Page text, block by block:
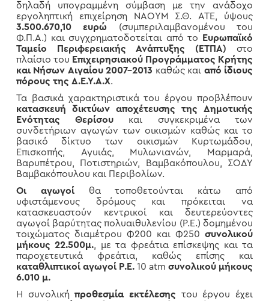
δηλαδή υπογραμμένη σύμβαση με την ανάδοχο
εργοληπτική επιχείρηση ΝΑΟΥΜ Σ.Θ. ΑΤΕ, ύψους
3.500.670,10 ευρώ (συμπεριλαμβανομένου του
Φ.Π.Α.) και συγχρηματοδοτείται από το
Ευρωπαϊκό
Ταμείο Περιφερειακής Ανάπτυξης (ΕΤΠΑ)στο
πλαίσιο του Επιχειρησιακού Προγράμματος Κρήτης
και Νήσων Αιγαίου 2007-2013 καθώς και από ίδιους
πόρους της Δ.Ε.Υ.Α.Χ.
Τα βασικά χαρακτηριστικά του έργου προβλέπουν
κατασκευή δικτύων αποχέτευσης της Δημοτικής
Ενότητας Θερίσου και συγκεκριμένα των
συνδετήριων αγωγών των οικισμών καθώς και το
βασικό δίκτυο των οικισμών Κυρτωμάδου,
Επισκοπής, Αγυιάς, Μυλωνιανών, Μαρμαρά,
Βαρυπέτρου, Ποτιστηριών, Βαμβακόπουλου, ΣΟΔΥ
Βαμβακόπουλου και Περιβολίων.
Οι αγωγοίθα τοποθετούνται κάτω από
υφιστάμενους δρόμους και πρόκειται να
κατασκευαστούν κεντρικοί και δευτερεύοντες
αγωγοί βαρύτητας πολυαιθυλενίου (Ρ.Ε.) δομημένου
τοιχώματος διαμέτρου Φ200 και Φ250συνολικού
μήκους 22.500μ., με τα φρεάτια επίσκεψης και τα
παροχετευτικά φρεάτια, καθώς επίσης και
καταθλιπτικοί αγωγοί P.E.10 atmσυνολικού μήκους
6.010 μ.
Η συνολικήπροθεσμία εκτέλεσης του έργου έχει